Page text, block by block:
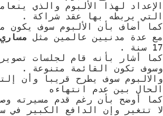
الإعداد لهذا الألبوم والذي
التي يربطه بها عقد شراكة .
كما أضاف بأن الألبوم سوف
مع عدة مدنيين عالمين مثل مساري
17 سنة .
كما أشار بأنه قام لجلسات
وسوف تكون القائمة متنوعة .
والالبوم سوف يطرح قريبا وأن
الحال بين عدم انتهاءه
كما أوضح بأن رغم قدم مسيرته
لا تتغير وإن الدافع الكبير في